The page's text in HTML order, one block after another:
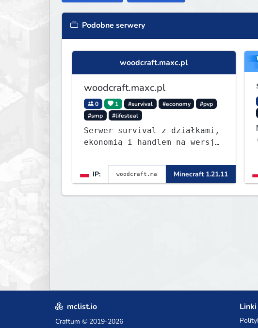
Podobne serwery
woodcraft.maxc.pl
woodcraft.maxc.pl
0 1 #survival #economy
#pvp
#smp
#lifesteal
Serwer survival z działkami,
ekonomią i handlem na wersję
IP: Minecraft 1.21.11
mclist.io
Craftum © 2019-2026
Linki